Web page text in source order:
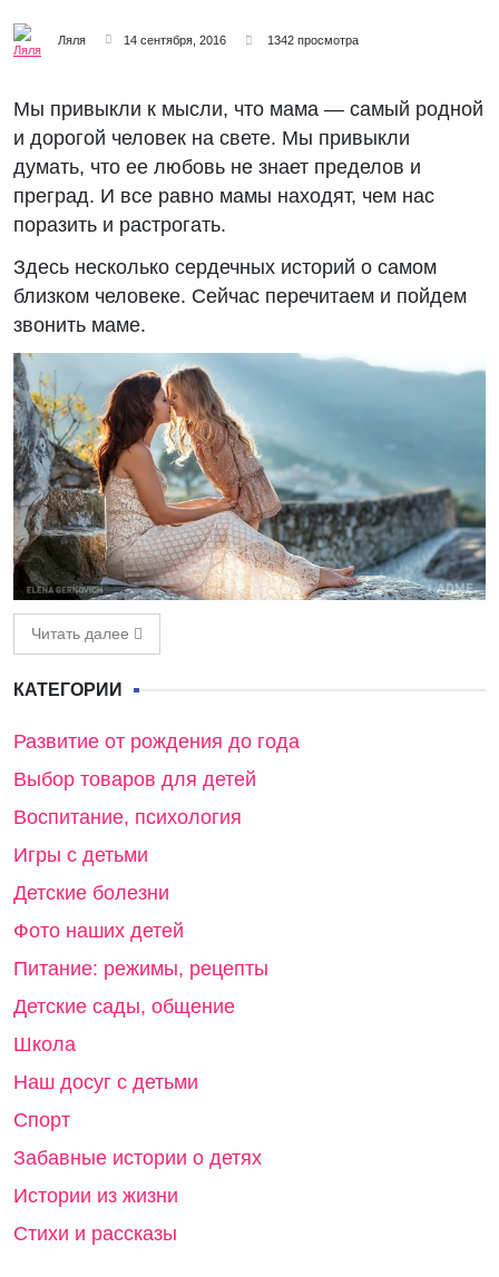
Ляля 14 сентября, 2016 1342 просмотра
Мы привыкли к мысли, что мама — самый родной
и дорогой человек на свете. Мы привыкли
думать, что ее любовь не знает пределов и
преград. И все равно мамы находят, чем нас
поразить и растрогать.
Здесь несколько сердечных историй о самом
близком человеке. Сейчас перечитаем и пойдем
звонить маме.
Читать далее
КАТЕГОРИИ
Развитие от рождения до года
Выбор товаров для детей
Воспитание, психология
Игры с детьми
Детские болезни
Фото наших детей
Питание: режимы, рецепты
Детские сады, общение
Школа
Наш досуг с детьми
Спорт
Забавные истории о детях
Истории из жизни
Стихи и рассказы